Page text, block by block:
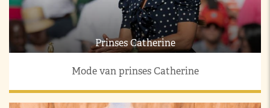
Prinses Catherine
Mode van prinses Catherine